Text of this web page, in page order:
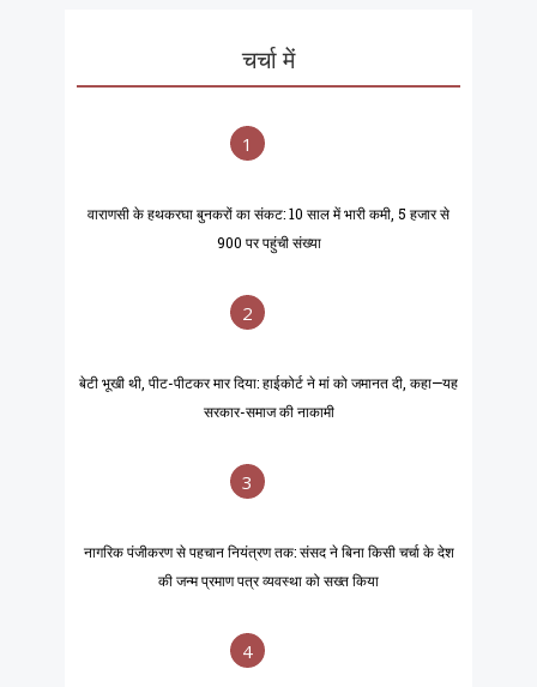
चर्चा में
1
वाराणसी के हथकरघा बुनकरों का संकट: 10 साल में भारी कमी, 5 हजार से
900 पर पहुंची संख्या
2
बेटी भूखी थी, पीट-पीटकर मार दिया: हाईकोर्ट ने मां को जमानत दी, कहा—यह
सरकार-समाज की नाकामी
3
नागरिक पंजीकरण से पहचान नियंत्रण तक: संसद ने बिना किसी चर्चा के देश
की जन्म प्रमाण पत्र व्यवस्था को सख्त किया
4